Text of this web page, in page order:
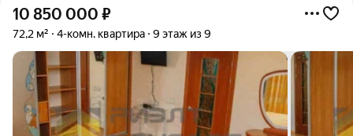
10 850 000 ₽
72,2 м² 4-комн. квартира 9 этаж из 9